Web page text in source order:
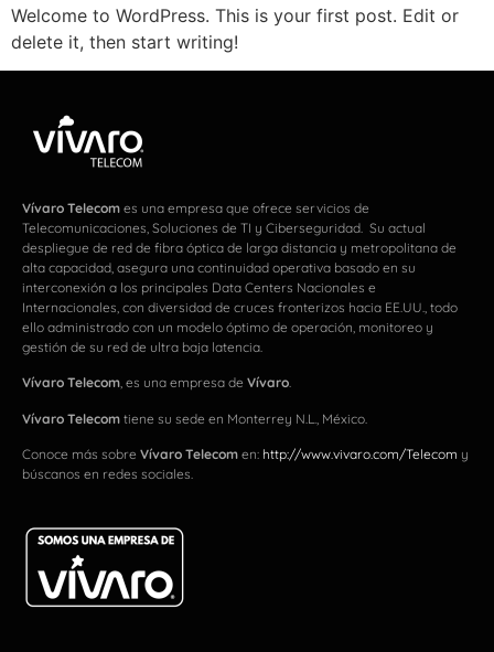
Welcome to WordPress. This is your first post. Edit or
delete it, then start writing!
Vívaro Telecom es una empresa que ofrece servicios de
Telecomunicaciones, Soluciones de TI y Ciberseguridad. Su actual
despliegue de red de fibra óptica de larga distancia y metropolitana de
alta capacidad, asegura una continuidad operativa basado en su
interconexión a los principales Data Centers Nacionales e
Internacionales, con diversidad de cruces fronterizos hacia EE.UU., todo
ello administrado con un modelo óptimo de operación, monitoreo y
gestión de su red de ultra baja latencia.
Vívaro Telecom, es una empresa de Vívaro.
Vívaro Telecom tiene su sede en Monterrey N.L., México.
Conoce más sobre Vívaro Telecom en: http://www.vivaro.com/Telecom y
búscanos en redes sociales.